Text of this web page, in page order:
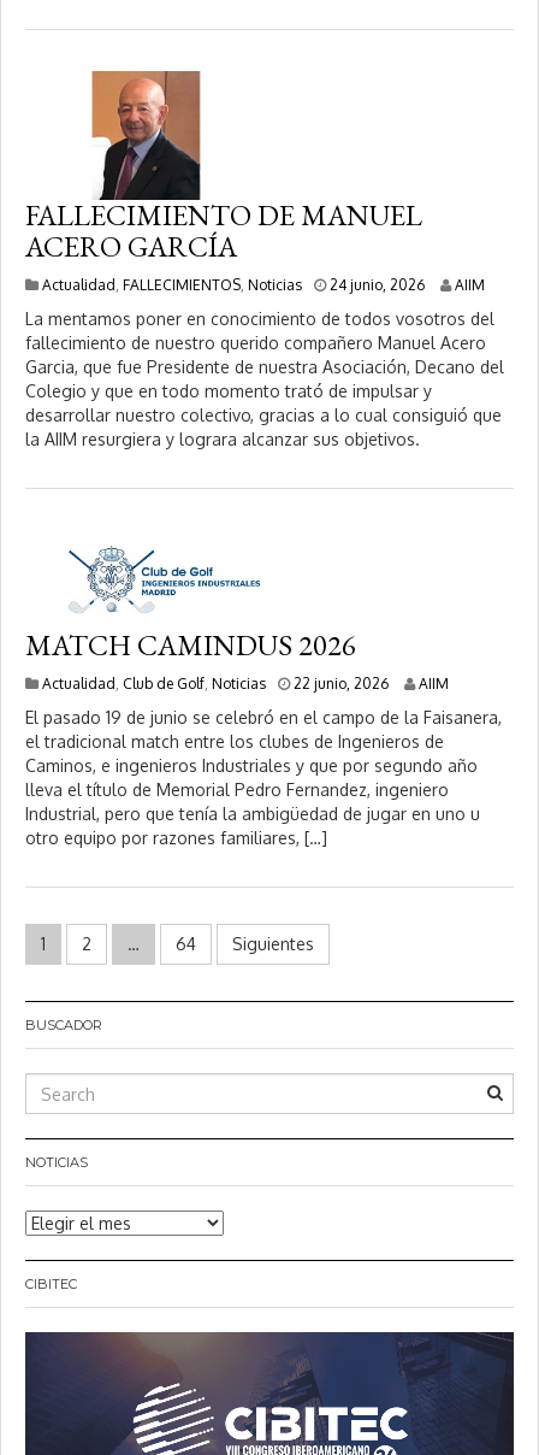
2
FALLECIMIENTO DE MANUEL
ACERO GARCÍA
Actualidad , FALLECIMIENTOS, Noticias 24 junio, 20262
j
u
n
i
o
,
2
AIIM
La mentamos poner en conocimiento de todos vosotros del
fallecimiento de nuestro querido compañero Manuel Acero
Garcia, que fue Presidente de nuestra Asociación, Decano del
Colegio y que en todo momento trató de impulsar y
desarrollar nuestro colectivo, gracias a lo cual consiguió que
la AIIM resurgiera y lograra alcanzar sus objetivos.
MATCH CAMINDUS 2026
Actualidad , Club de Golf, Noticias 22 junio, 20262
j
u
n
i
o
,
2
AIIM
El pasado 19 de junio se celebró en el campo de la Faisanera,
el tradicional match entre los clubes de Ingenieros de
Caminos, e ingenieros Industriales y que por segundo año
lleva el título de Memorial Pedro Fernandez, ingeniero
Industrial, pero que tenía la ambigüedad de jugar en uno u
otro equipo por razones familiares, […]
Paginación
entradas
1 2 … 64 Siguientes
BUSCADOR
NOTICIAS
Noticias
CIBITEC